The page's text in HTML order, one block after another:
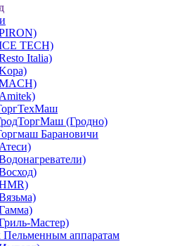
TECH)
Italia)
(Гродно)
Барановичи
Мастер)
аппаратам